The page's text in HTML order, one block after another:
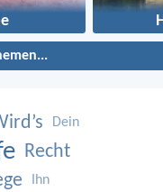
Dein
Recht
Ihn